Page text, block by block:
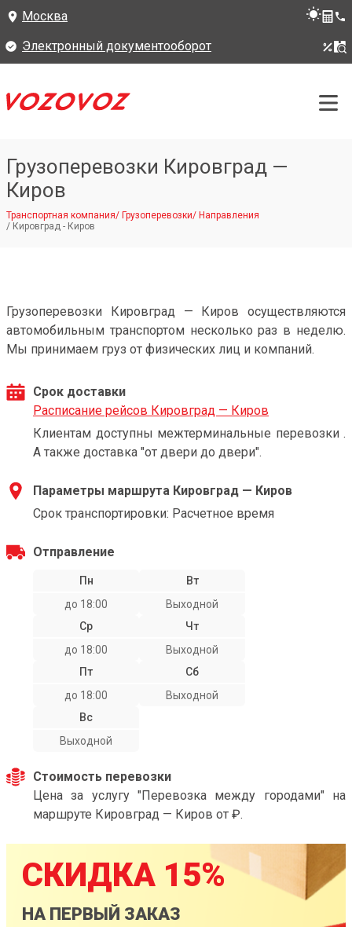
Москва
Электронный документооборот
Грузоперевозки Кировград —
Киров
Транспортная компания/ Грузоперевозки/ Направления
/ Кировград - Киров
Грузоперевозки Кировград — Киров осуществляются
автомобильным транспортом несколько раз в неделю.
Мы принимаем груз от физических лиц и компаний.
Срок доставки
Расписание рейсов Кировград — Киров
Клиентам доступны межтерминальные перевозки .
А также доставка "от двери до двери".
Параметры маршрута Кировград — Киров
Срок транспортировки: Расчетное время
Отправление
Пн
до 18:00
Вт
Выходной
Ср
до 18:00
Чт
Выходной
Пт
до 18:00
Сб
Выходной
Вс
Выходной
Стоимость перевозки
Цена за услугу "Перевозка между городами" на
маршруте Кировград — Киров от ₽.
СКИДКА 15%
НА ПЕРВЫЙ ЗАКАЗ